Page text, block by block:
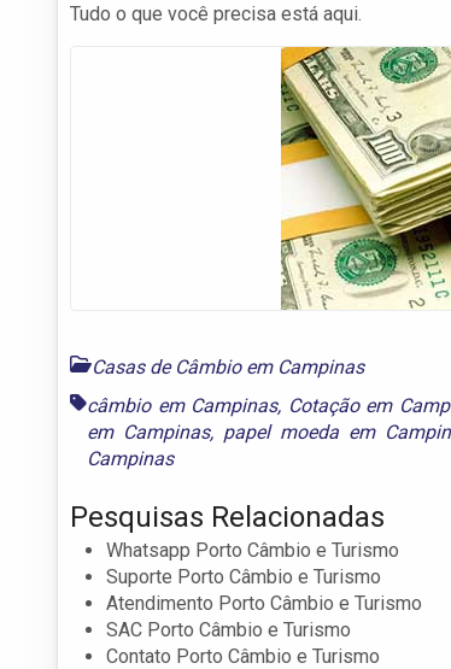
Tudo o que você precisa está aqui.
Casas de Câmbio em Campinas
câmbio em Campinas, Cotação em
em Campinas, papel moeda em
Campinas
Pesquisas Relacionadas
Whatsapp Porto Câmbio e Turismo
Suporte Porto Câmbio e Turismo
Atendimento Porto Câmbio e Turismo
SAC Porto Câmbio e Turismo
Contato Porto Câmbio e Turismo